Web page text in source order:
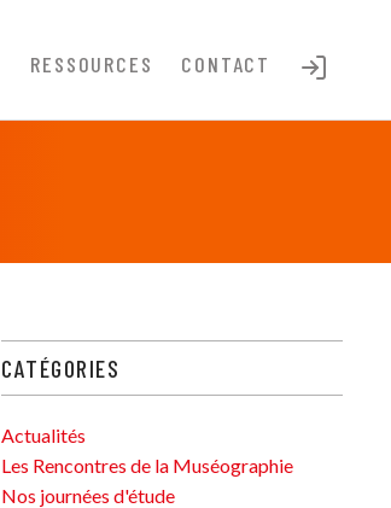
RESSOURCES CONTACT
CATÉGORIES
Actualités
Les Rencontres de la Muséographie
Nos journées d'étude